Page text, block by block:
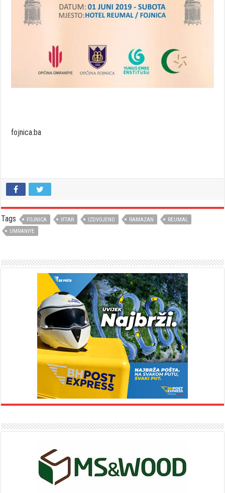
fojnica.ba
Tags FOJNICA IFTAR IZDVOJENO RAMAZAN
REUMAL
UMRANIYE